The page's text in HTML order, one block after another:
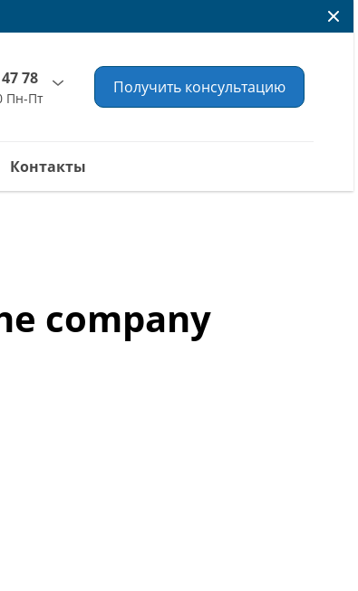
78
Пн-Пт
Получить консультацию
Контакты
company